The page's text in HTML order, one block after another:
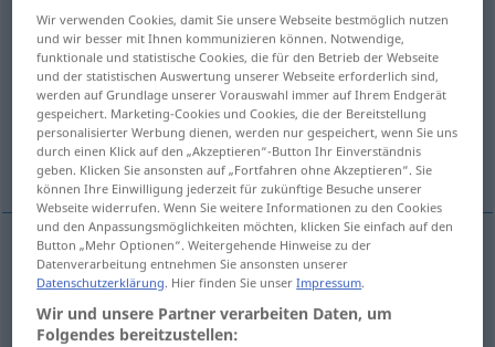
Übersicht aller Übersetzungen
(Für mehr Details die Übersetzung anklicken/antippen)
yük yüklenme yükümlülük
külfet
yük Belastung(≈ Last, Anstrengung)
Wir verwenden Cookies, damit Sie unsere Webseite bestmöglich nutzen
und wir besser mit Ihnen kommunizieren können. Notwendige,
funktionale und statistische Cookies, die für den Betrieb der Webseite
und der statistischen Auswertung unserer Webseite erforderlich sind,
werden auf Grundlage unserer Vorauswahl immer auf Ihrem Endgerät
gespeichert. Marketing-Cookies und Cookies, die der Bereitstellung
personalisierter Werbung dienen, werden nur gespeichert, wenn Sie uns
durch einen Klick auf den „Akzeptieren“-Button Ihr Einverständnis
geben. Klicken Sie ansonsten auf „Fortfahren ohne Akzeptieren“. Sie
können Ihre Einwilligung jederzeit für zukünftige Besuche unserer
Webseite widerrufen. Wenn Sie weitere Informationen zu den Cookies
und den Anpassungsmöglichkeiten möchten, klicken Sie einfach auf den
Button „Mehr Optionen“. Weitergehende Hinweise zu der
Datenverarbeitung entnehmen Sie ansonsten unserer
Datenschutzerklärung. Hier finden Sie unserImpressum.
Wir und unsere Partner verarbeiten Daten, um
Folgendes bereitzustellen: